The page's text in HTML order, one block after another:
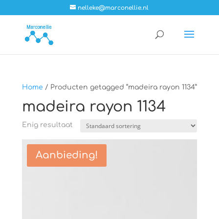
nelleke@marconellie.nl
Home / Producten getagged “madeira rayon 1134”
madeira rayon 1134
Enig resultaat
Aanbieding!